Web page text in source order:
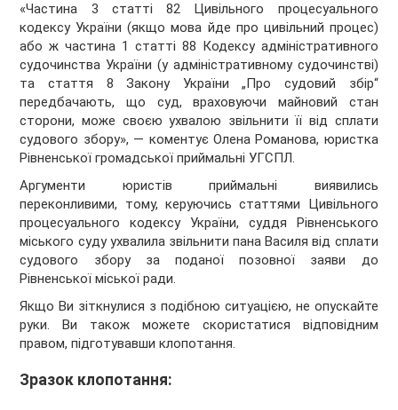
«Частина 3 статті 82 Цивільного процесуального
кодексу України (якщо мова йде про цивільний процес)
або ж частина 1 статті 88 Кодексу адміністративного
судочинства України (у адміністративному судочинстві)
та стаття 8 Закону України „Про судовий збір“
передбачають, що суд, враховуючи майновий стан
сторони, може своєю ухвалою звільнити її від сплати
судового збору», — коментує Олена Романова, юристка
Рівненської громадської приймальні УГСПЛ.
Аргументи юристів приймальні виявились
переконливими, тому, керуючись статтями Цивільного
процесуального кодексу України, суддя Рівненського
міського суду ухвалила звільнити пана Василя від сплати
судового збору за поданої позовної заяви до
Рівненської міської ради.
Якщо Ви зіткнулися з подібною ситуацією, не опускайте
руки. Ви також можете скористатися відповідним
правом, підготувавши клопотання.
Зразок клопотання: